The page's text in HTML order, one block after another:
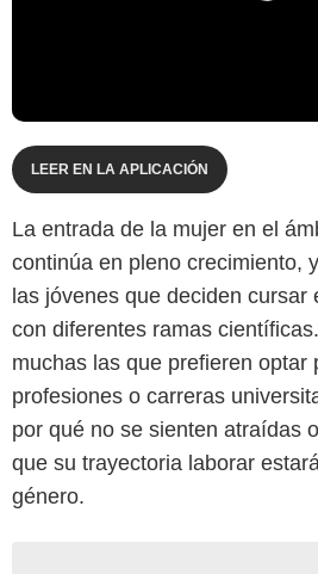
LEER EN LA APLICACIÓN
La entrada de la mujer en el
continúa en pleno crecimiento,
las jóvenes que deciden cursar
con diferentes ramas
muchas las que prefieren optar
profesiones o carreras
por qué no se sienten atraídas
que su trayectoria laborar
género.